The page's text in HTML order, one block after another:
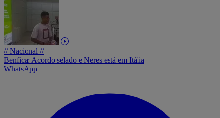
// Nacional //
Benfica: Acordo selado e Neres está em Itália
WhatsApp